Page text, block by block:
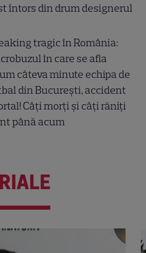
întors din drum designerul
tragic în România:
în care se afla
câteva minute echipa de
din București, accident
Câți morți și câți răniți
până acum